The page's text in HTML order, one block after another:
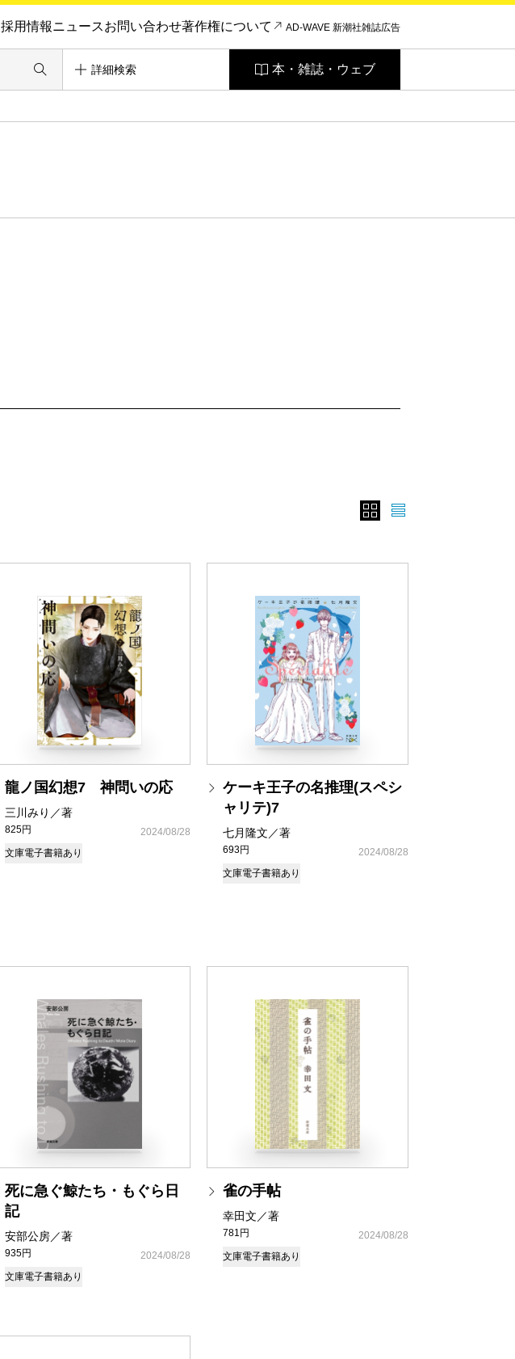
採用情報ニュースお問い合わせ著作権について AD-WAVE 新潮社雑誌広告
詳細検索 本・雑誌・ウェブ
龍ノ国幻想7 神問いの応
三川みり／著
825円
2024/08/28
文庫電子書籍あり
ケーキ王子の名推理(スペシ
ャリテ)7
七月隆文／著
693円
2024/08/28
文庫電子書籍あり
死に急ぐ鯨たち・もぐら日
記
安部公房／著
935円
2024/08/28
文庫電子書籍あり
雀の手帖
幸田文／著
781円
2024/08/28
文庫電子書籍あり